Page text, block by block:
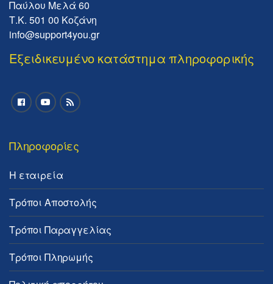
Παύλου Μελά 60
Τ.Κ. 501 00 Κοζάνη
info@support4you.gr
Εξειδικευμένο κατάστημα πληροφορικής
Πληροφορίες
Η εταιρεία
Τρόποι Αποστολής
Τρόποι Παραγγελίας
Τρόποι Πληρωμής